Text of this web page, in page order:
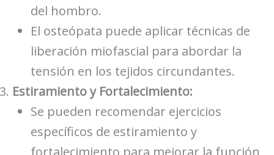
del hombro.
El osteópata puede aplicar técnicas de
liberación miofascial para abordar la
tensión en los tejidos circundantes.
Estiramiento y Fortalecimiento:
Se pueden recomendar ejercicios
específicos de estiramiento y